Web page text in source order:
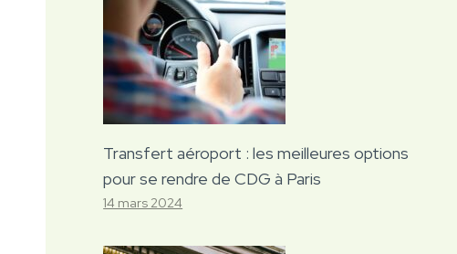
Transfert aéroport : les meilleures options
pour se rendre de CDG à Paris
14 mars 2024